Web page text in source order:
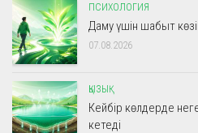
ПСИХОЛОГИЯ
Даму үшін шабыт
07.08.2026
ҚЫЗЫҚ
Кейбір көлдерде
кетеді